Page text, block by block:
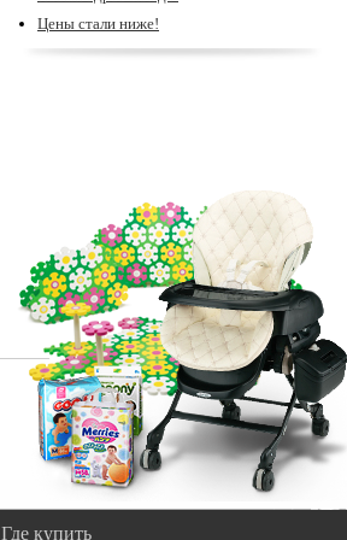
Цены стали ниже!
Где купить